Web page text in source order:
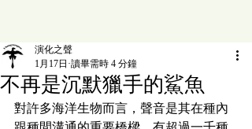
不再是沉默獵手的鯊魚
演化之聲
1月17日 讀畢需時 4 分鐘
對許多海洋生物而言，聲音是其在種內